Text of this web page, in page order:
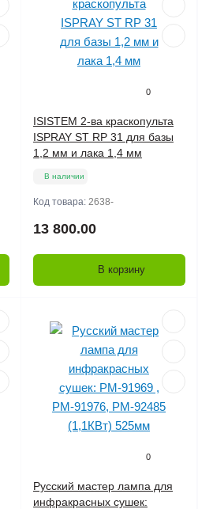
0
ISISTEM 2-ва краскопульта
ISPRAY ST RP 31 для базы
1,2 мм и лака 1,4 мм
В наличии
Код товара: 2638-
13 800.00
В корзину
0
Русский мастер лампа для
инфракрасных сушек: